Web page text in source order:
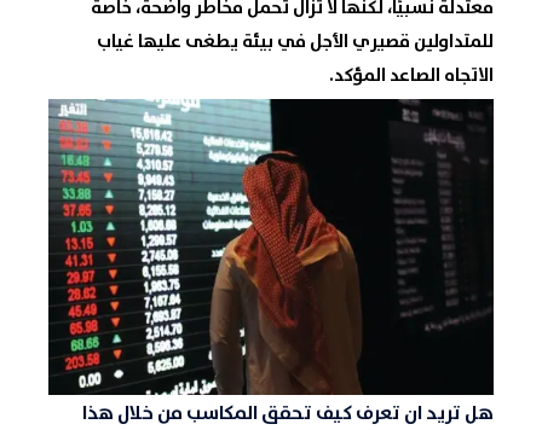
معتدلة نسبيًا، لكنها لا تزال تحمل مخاطر واضحة، خاصة
للمتداولين قصيري الأجل في بيئة يطغى عليها غياب
الاتجاه الصاعد المؤكد.
هل تريد ان تعرف كيف تحقق المكاسب من خلال هذا